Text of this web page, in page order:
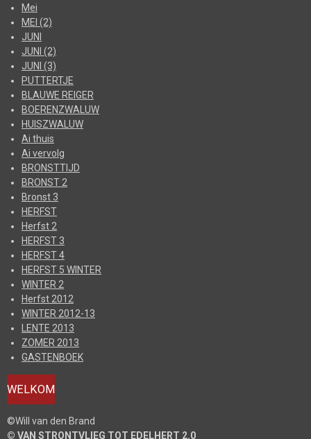
Mei
MEI (2)
JUNI
JUNI (2)
JUNI (3)
PUTTERTJE
BLAUWE REIGER
BOERENZWALUW
HUISZWALUW
Ai thuis
Ai vervolg
BRONSTTIJD
BRONST 2
Bronst 3
HERFST
Herfst 2
HERFST 3
HERFST 4
HERFST 5 WINTER
WINTER 2
Herfst 2012
WINTER 2012-13
LENTE 2013
ZOMER 2013
GASTENBOEK
WELKOM
©Will van den Brand
© VAN STRONTVLIEG TOT EDELHERT 2.0